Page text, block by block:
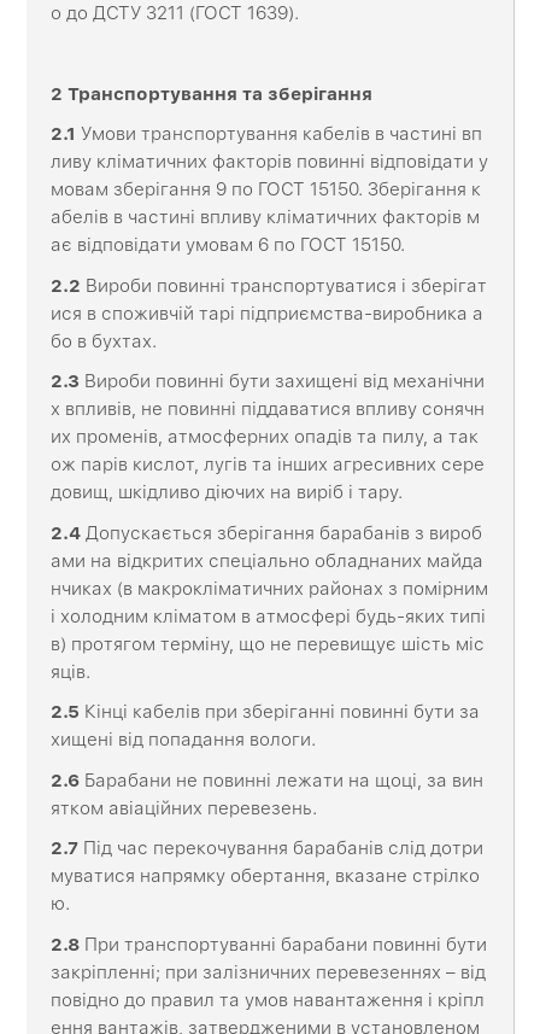
о до ДСТУ 3211 (ГОСТ 1639).
2 Транспортування та зберігання
2.1 Умови транспортування кабелів в частині вп
ливу кліматичних факторів повинні відповідати у
мовам зберігання 9 по ГОСТ 15150. Зберігання к
абелів в частині впливу кліматичних факторів м
ає відповідати умовам 6 по ГОСТ 15150.
2.2 Вироби повинні транспортуватися і зберігат
ися в споживчій тарі підприємства-виробника а
бо в бухтах.
2.3 Вироби повинні бути захищені від механічни
х впливів, не повинні піддаватися впливу сонячн
их променів, атмосферних опадів та пилу, а так
ож парів кислот, лугів та інших агресивних сере
довищ, шкідливо діючих на виріб і тару.
2.4 Допускається зберігання барабанів з вироб
ами на відкритих спеціально обладнаних майда
нчиках (в макрокліматичних районах з помірним
і холодним кліматом в атмосфері будь-яких типі
в) протягом терміну, що не перевищує шість міс
яців.
2.5 Кінці кабелів при зберіганні повинні бути за
хищені від попадання вологи.
2.6 Барабани не повинні лежати на щоці, за вин
ятком авіаційних перевезень.
2.7 Під час перекочування барабанів слід дотри
муватися напрямку обертання, вказане стрілко
ю.
2.8 При транспортуванні барабани повинні бути
закріпленні; при залізничних перевезеннях – від
повідно до правил та умов навантаження і кріпл
ення вантажів, затвердженими в установленом